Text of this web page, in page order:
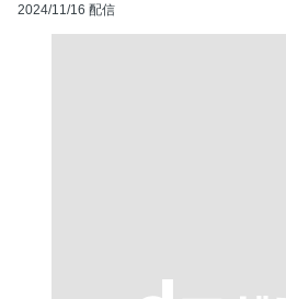
2024/11/16 配信